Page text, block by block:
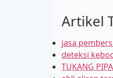
Artikel
jasa
deteksi
TUKANG